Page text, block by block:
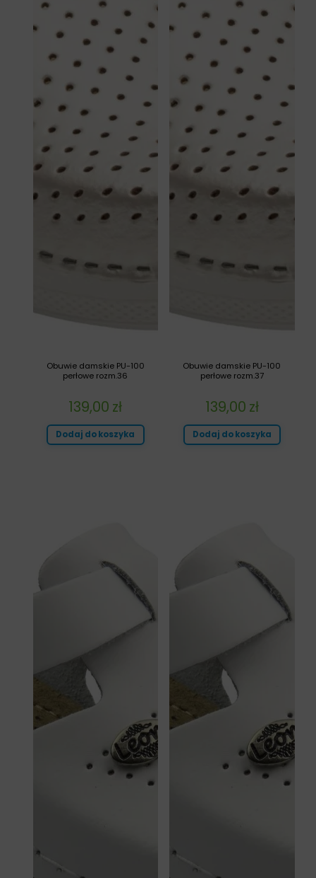
Obuwie damskie PU-100
perłowe rozm.37
139,00 zł
Dodaj do koszyka
Obuwie damskie PU-100
perłowe rozm.36
139,00 zł
Dodaj do koszyka